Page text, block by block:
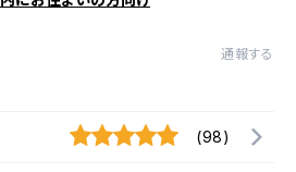
通報する
(98)